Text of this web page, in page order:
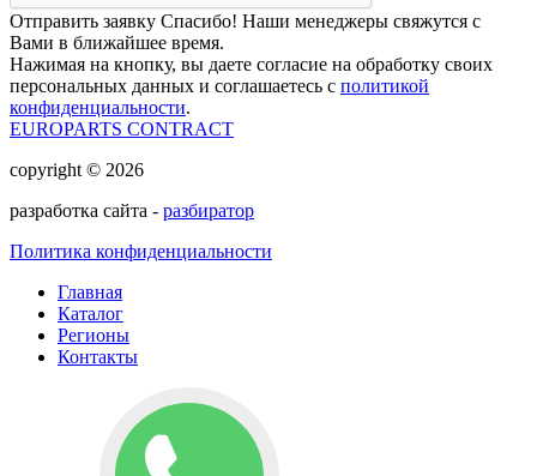
Отправить заявку Спасибо! Наши менеджеры свяжутся с
Вами в ближайшее время.
Нажимая на кнопку, вы даете согласие на обработку своих
персональных данных и соглашаетесь с политикой
конфиденциальности.
EUROPARTS CONTRACT
copyright © 2026
разработка сайта - разбиратор
Политика конфиденциальности
Главная
Каталог
Регионы
Контакты